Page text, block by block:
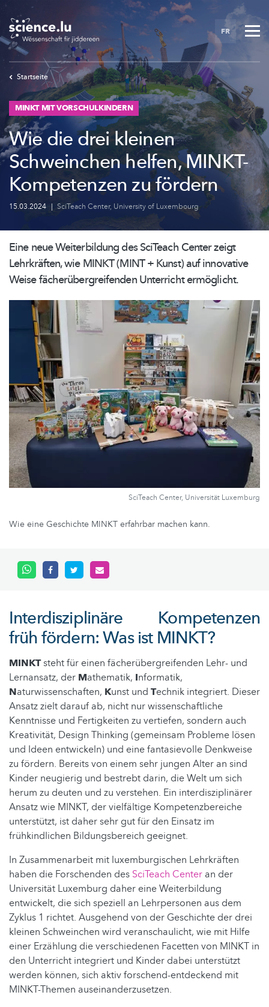
Skip
main
content
FR
Startseite
MINKT MIT VORSCHULKINDERN
Wie die drei kleinen
Schweinchen helfen, MINKT-
Kompetenzen zu fördern
15.03.2024 | SciTeach Center, University of Luxembourg
Eine neue Weiterbildung des SciTeach Center zeigt
Lehrkräften, wie MINKT (MINT + Kunst) auf innovative
WeisefächerübergreifendenUnterricht ermöglicht.
SciTeach Center, Universität Luxemburg
Wie eine Geschichte MINKT erfahrbar machen kann.
Interdisziplinäre Kompetenzen
früh fördern: Was ist MINKT?
MINKTsteht für einen fächerübergreifenden Lehr- und
Lernansatz, der Mathematik, Informatik,
Naturwissenschaften, Kunst und Technik integriert. Dieser
Ansatz zielt darauf ab, nicht nur wissenschaftliche
Kenntnisse und Fertigkeiten zu vertiefen, sondern auch
Kreativität, Design Thinking (gemeinsam Probleme lösen
und Ideen entwickeln) und eine fantasievolle Denkweise
zu fördern. Bereits von einem sehr jungen Alter an sind
Kinder neugierig und bestrebt darin, die Welt um sich
herum zu deuten und zu verstehen. Ein interdisziplinärer
Ansatz wie MINKT, der vielfältige Kompetenzbereiche
unterstützt, ist daher sehr gut für den Einsatz im
frühkindlichen Bildungsbereich geeignet.
In Zusammenarbeit mit luxemburgischen Lehrkräften
haben die Forschenden des SciTeach Center an der
Universität Luxemburg daher eine Weiterbildung
entwickelt, die sich speziell an Lehrpersonen aus dem
Zyklus 1 richtet. Ausgehend von der Geschichte der drei
kleinen Schweinchen wird veranschaulicht, wie mit Hilfe
einer Erzählung die verschiedenen Facetten von MINKT in
den Unterricht integriert und Kinder dabei unterstützt
werden können, sich aktiv forschend-entdeckend mit
MINKT-Themen auseinanderzusetzen.